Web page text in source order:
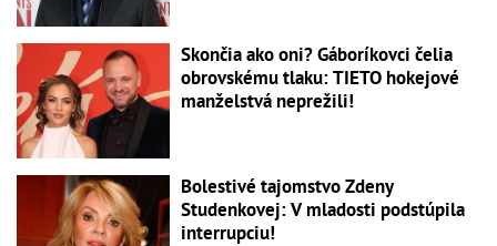
Skončia ako oni? Gáboríkovci čelia
obrovskému tlaku: TIETO hokejové
manželstvá neprežili!
Bolestivé tajomstvo Zdeny
Studenkovej: V mladosti podstúpila
interrupciu!